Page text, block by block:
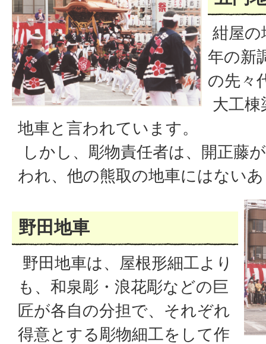
紺屋の
年の新
の先々
大工棟
地車と言われています。
しかし、彫物責任者は、開正藤
われ、他の熊取の地車にはない
野田地車
野田地車は、屋根形細工より
も、和泉彫・浪花彫などの巨
匠が各自の分担で、それぞれ
得意とする彫物細工をして作